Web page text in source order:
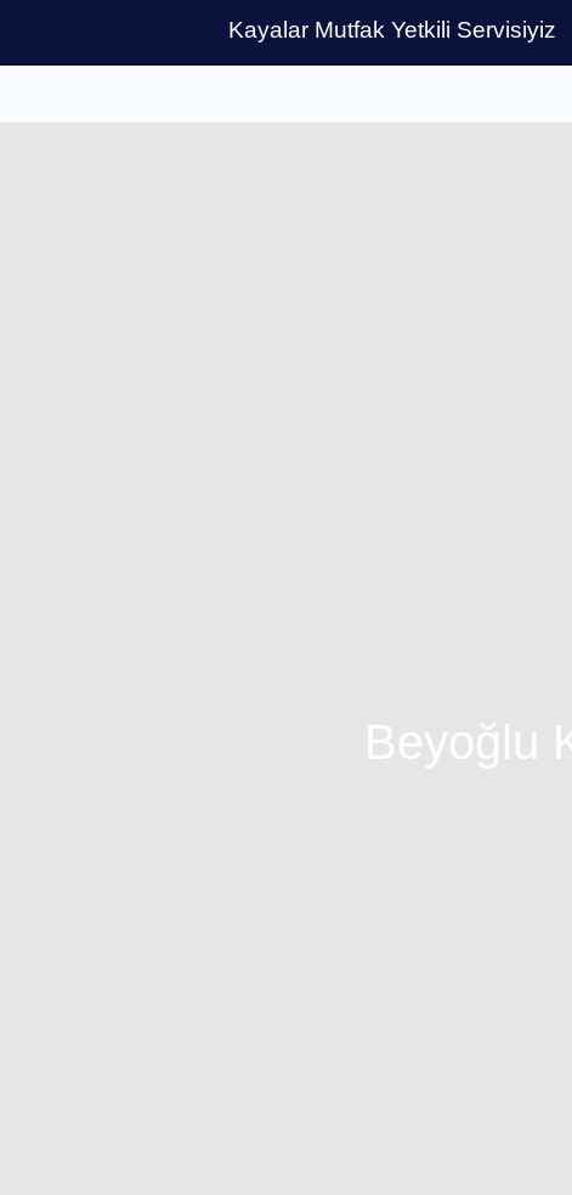
Kayalar Mutfak Yetkili Servisiyiz
Beyoğlu